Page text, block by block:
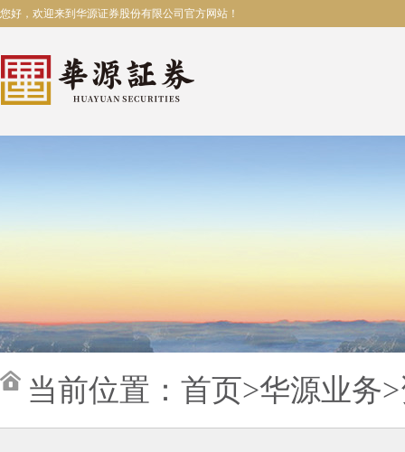
您好，欢迎来到华源证券股份有限公司官方网站！
当前位置： 首页>华源业务>